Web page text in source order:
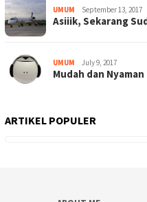
UMUM September 13, 2017
Asiiik, Sekarang
UMUM July 9, 2017
Mudah dan
ARTIKEL POPULER